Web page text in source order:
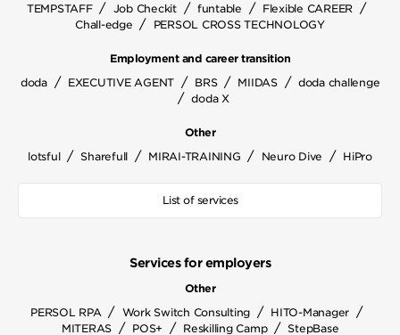
TEMPSTAFF / Job Checkit / funtable / Flexible CAREER /
Chall-edge / PERSOL CROSS TECHNOLOGY
Employment and career transition
doda / EXECUTIVE AGENT / BRS / MIIDAS / doda challenge
/ doda X
Other
lotsful / Sharefull / MIRAI-TRAINING / Neuro Dive / HiPro
List of services
Services for employers
Other
PERSOL RPA / Work Switch Consulting / HITO-Manager /
MITERAS / POS+ / Reskilling Camp / StepBase